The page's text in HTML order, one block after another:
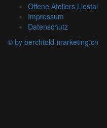
Offene Ateliers Liestal
Impressum
Datenschutz
© by berchtold-marketing.ch